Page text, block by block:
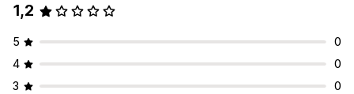
1,2
5
0
4
0
3
0